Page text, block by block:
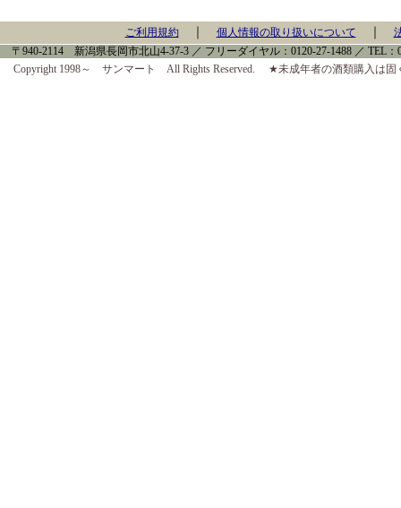
ご利用規約｜ 個人情報の取り扱いについて
〒940-2114 新潟県長岡市北山4-37-3 ／ フリーダイヤル：0120-27-1488 ／ TEL：
Copyright 1998～ サンマート All Rights Reserved. ★未成年者の酒類購入は固